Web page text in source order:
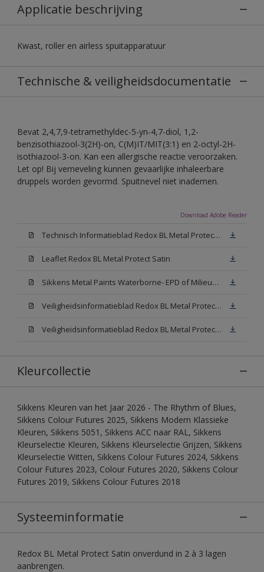
Applicatie beschrijving
Kwast, roller en airless spuitapparatuur
Technische & veiligheidsdocumentatie
Bevat 2,4,7,9-tetramethyldec-5-yn-4,7-diol, 1,2-
benzisothiazool-3(2H)-on, C(M)IT/MIT(3:1) en 2-octyl-2H-
isothiazool-3-on. Kan een allergische reactie veroorzaken.
Let op! Bij verneveling kunnen gevaarlijke inhaleerbare
druppels worden gevormd. Spuitnevel niet inademen.
Download Adobe Reader
Technisch Informatieblad Redox BL Metal Protect (PDF)
Leaflet Redox BL Metal Protect Satin
Sikkens Metal Paints Waterborne- EPD of Milieuproductverklaring
Veiligheidsinformatieblad Redox BL Metal Protect Satin N00 (MSDS)
Veiligheidsinformatieblad Redox BL Metal Protect Satin White W05 (MSDS)
Kleurcollectie
Sikkens Kleuren van het Jaar 2026 - The Rhythm of Blues,
Sikkens Colour Futures 2025, Sikkens Modern Klassieke
Kleuren, Sikkens 5051, Sikkens ACC naar RAL, Sikkens
Kleurselectie Kleuren, Sikkens Kleurselectie Grijzen, Sikkens
Kleurselectie Witten, Sikkens Colour Futures 2024, Sikkens
Colour Futures 2023, Colour Futures 2020, Sikkens Colour
Futures 2019, Sikkens Colour Futures 2018
Systeeminformatie
Redox BL Metal Protect Satin onverdund in 2 à 3 lagen
aanbrengen.